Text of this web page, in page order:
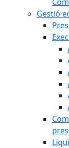
Gestió